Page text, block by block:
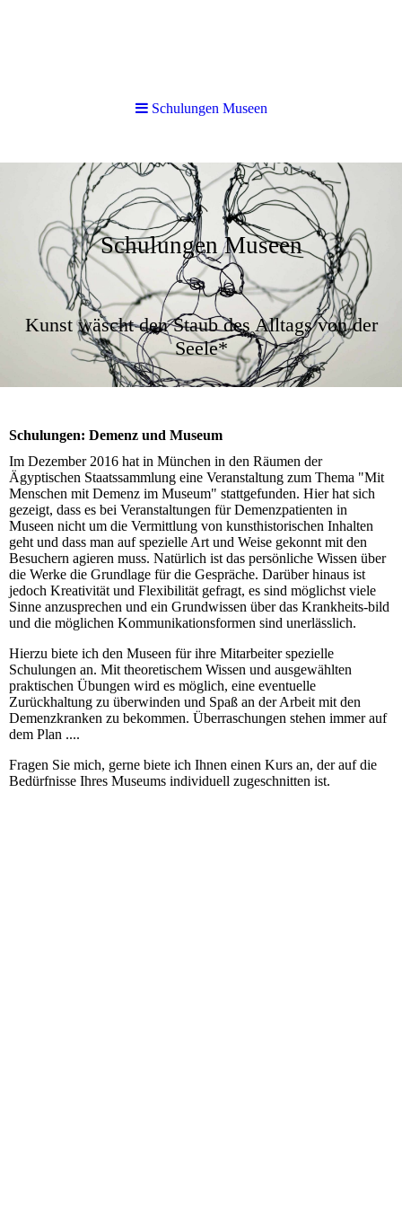
Schulungen Museen
Kunst wäscht den Staub des Alltags von der
Seele*
Schulungen: Demenz und Museum
Im Dezember 2016 hat in München in den Räumen der
Ägyptischen Staatssammlung eine Veranstaltung zum Thema "Mit
Menschen mit Demenz im Museum" stattgefunden. Hier hat sich
gezeigt, dass es bei Veranstaltungen für Demenzpatienten in
Museen nicht um die Vermittlung von kunsthistorischen Inhalten
geht und dass man auf spezielle Art und Weise gekonnt mit den
Besuchern agieren muss. Natürlich ist das persönliche Wissen über
die Werke die Grundlage für die Gespräche. Darüber hinaus ist
jedoch Kreativität und Flexibilität gefragt, es sind möglichst viele
Sinne anzusprechen und ein Grundwissen über das Krankheits-bild
und die möglichen Kommunikationsformen sind unerlässlich.
Hierzu biete ich den Museen für ihre Mitarbeiter spezielle
Schulungen an. Mit theoretischem Wissen und ausgewählten
praktischen Übungen wird es möglich, eine eventuelle
Zurückhaltung zu überwinden und Spaß an der Arbeit mit den
Demenzkranken zu bekommen. Überraschungen stehen immer auf
dem Plan ....
Fragen Sie mich, gerne biete ich Ihnen einen Kurs an, der auf die
Bedürfnisse Ihres Museums individuell zugeschnitten ist.
Schulungen Museen